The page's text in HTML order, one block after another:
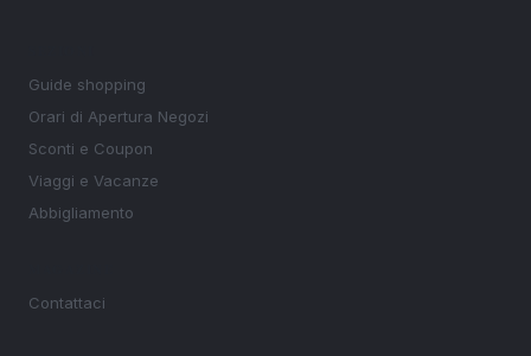
Guide shopping
Orari di Apertura Negozi
Sconti e Coupon
Viaggi e Vacanze
Abbigliamento
Contattaci